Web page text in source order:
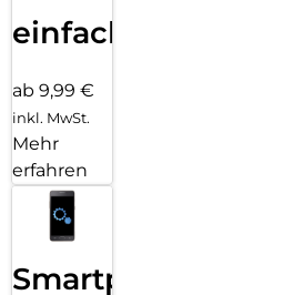
einfach
ab 9,99 €
inkl. MwSt.
Mehr
erfahren
Smartphone